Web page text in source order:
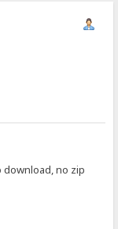
download, no zip